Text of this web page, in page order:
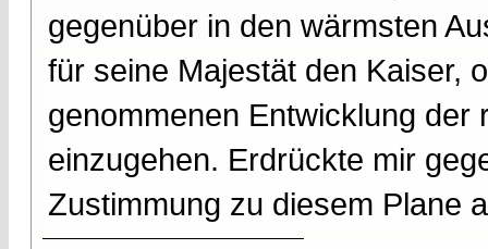
gegenüber in den wärmsten
für seine Majestät den Kaiser,
genommenen Entwicklung
einzugehen. Erdrückte mir
Zustimmung zu diesem Plane